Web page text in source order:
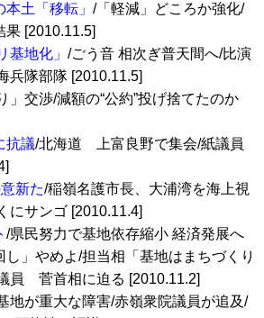
土「移転」 /「軽減」どころか強化/
果 [2010.11.5]
基地化」 /ごう音 相次ぎ普天間へ/比演
兵隊部隊 [2010.11.5]
」交渉/減額の“公約”投げ捨てたのか
抗議/北海道 上富良野で集会/紙議員
新た/稲嶺名護市長、大浦湾を海上視
にサンゴ [2010.11.4]
/県民努力で基地依存縮小 経済発展へ
し」やめよ/担当相「基地はまちづくり
員 菅首相に迫る [2010.11.2]
地が重大な障害/赤嶺衆院議員が追及/